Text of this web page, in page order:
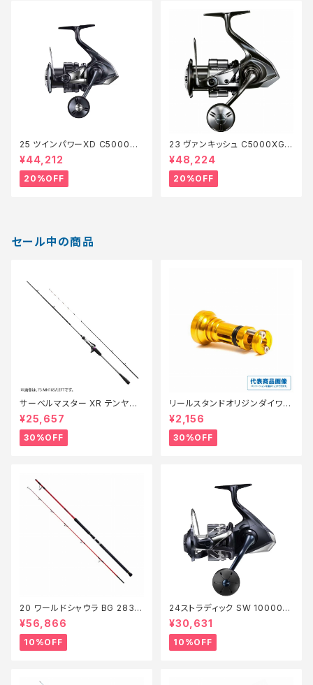
25 ツインパワーXD C5000XG
【特価リール】【20】
¥44,212
20%OFF
23 ヴァンキッシュ C5000XG
【特価リール】【20】
¥48,224
20%OFF
セール中の商品
サーベルマスター XR テンヤ
73MH 185R【特価ロッド】【30】
¥25,657
30%OFF
リールスタンドオリジンダイワ V
er3 ゴールド【特価リール】【3
0】
¥2,156
30%OFF
20 ワールドシャウラ BG 2836
RS-2【継続セール_ロッド】【10】
¥56,866
10%OFF
24ストラディック SW 10000H
G【継続セール_リール】【10】
¥30,631
10%OFF